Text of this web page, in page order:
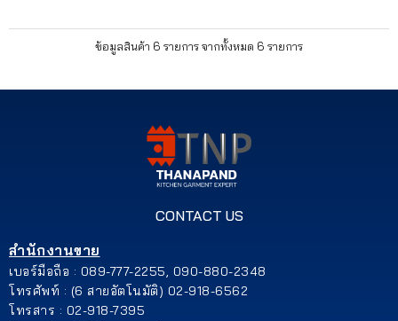
ข้อมูลสินค้า 6 รายการ จากทั้งหมด 6 รายการ
CONTACT US
สำนักงานขาย
เบอร์มือถือ : 089-777-2255, 090-880-2348
โทรศัพท์ : (6 สายอัตโนมัติ) 02-918-6562
โทรสาร : 02-918-7395